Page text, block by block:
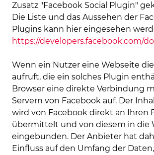
Zusatz "Facebook Social Plugin"
Die Liste und das Aussehen der
Plugins kann hier eingesehen
https://developers.facebook.com/
Wenn ein Nutzer eine Webseite
aufruft, die ein solches Plugin
Browser eine direkte Verbindung
Servern von Facebook auf. Der
wird von Facebook direkt an Ihren
übermittelt und von diesem in die
eingebunden. Der Anbieter hat
Einfluss auf den Umfang der